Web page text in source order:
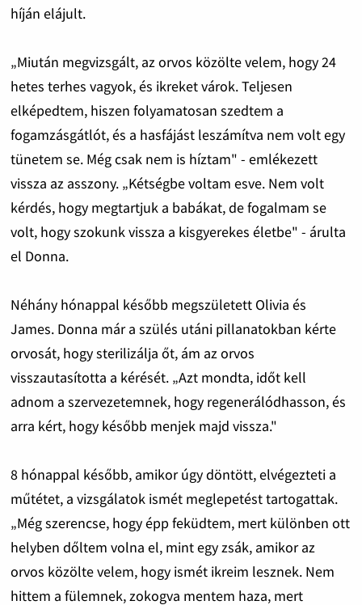
híján elájult.
„Miután megvizsgált, az orvos közölte velem, hogy 24
hetes terhes vagyok, és ikreket várok. Teljesen
elképedtem, hiszen folyamatosan szedtem a
fogamzásgátlót, és a hasfájást leszámítva nem volt egy
tünetem se. Még csak nem is híztam" - emlékezett
vissza az asszony. „Kétségbe voltam esve. Nem volt
kérdés, hogy megtartjuk a babákat, de fogalmam se
volt, hogy szokunk vissza a kisgyerekes életbe" - árulta
el Donna.
Néhány hónappal később megszületett Olivia és
James. Donna már a szülés utáni pillanatokban kérte
orvosát, hogy sterilizálja őt, ám az orvos
visszautasította a kérését. „Azt mondta, időt kell
adnom a szervezetemnek, hogy regenerálódhasson, és
arra kért, hogy később menjek majd vissza."
8 hónappal később, amikor úgy döntött, elvégezteti a
műtétet, a vizsgálatok ismét meglepetést tartogattak.
„Még szerencse, hogy épp feküdtem, mert különben ott
helyben dőltem volna el, mint egy zsák, amikor az
orvos közölte velem, hogy ismét ikreim lesznek. Nem
hittem a fülemnek, zokogva mentem haza, mert